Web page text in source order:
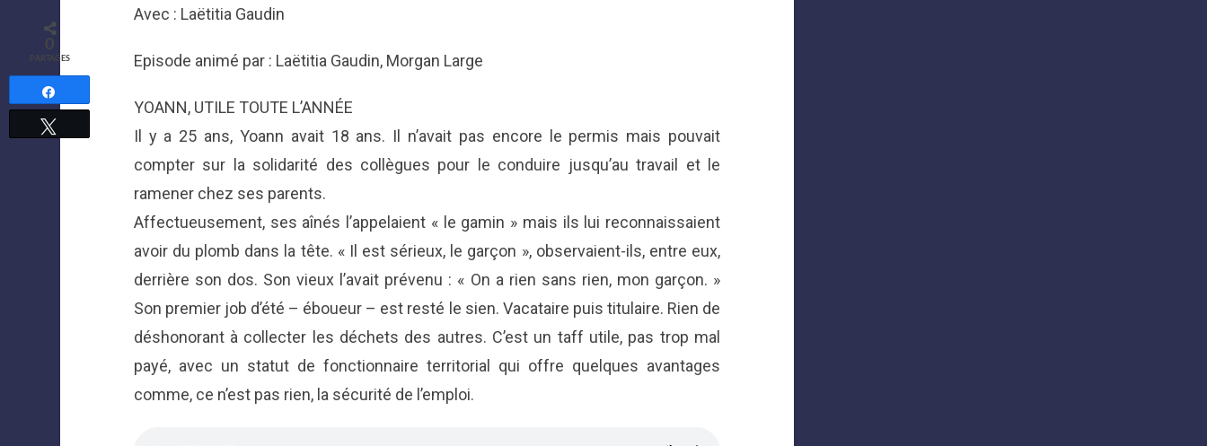
Avec : Laëtitia Gaudin
Episode animé par : Laëtitia Gaudin, Morgan Large
YOANN, UTILE TOUTE L’ANNÉE
Il y a 25 ans, Yoann avait 18 ans. Il n’avait pas encore le permis mais pouvait
compter sur la solidarité des collègues pour le conduire jusqu’au travail et le
ramener chez ses parents.
Affectueusement, ses aînés l’appelaient « le gamin » mais ils lui reconnaissaient
avoir du plomb dans la tête. « Il est sérieux, le garçon », observaient-ils, entre eux,
derrière son dos. Son vieux l’avait prévenu : « On a rien sans rien, mon garçon. »
Son premier job d’été – éboueur – est resté le sien. Vacataire puis titulaire. Rien de
déshonorant à collecter les déchets des autres. C’est un taff utile, pas trop mal
payé, avec un statut de fonctionnaire territorial qui offre quelques avantages
comme, ce n’est pas rien, la sécurité de l’emploi.
PARTAGES